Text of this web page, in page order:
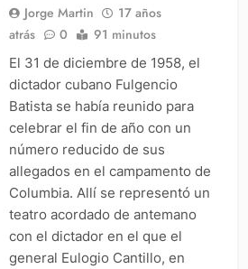
Jorge Martin
17 años
atrás
0 91 minutos
El 31 de diciembre de 1958, el
dictador cubano Fulgencio
Batista se había reunido para
celebrar el fin de año con un
número reducido de sus
allegados en el campamento de
Columbia. Allí se representó un
teatro acordado de antemano
con el dictador en el que el
general Eulogio Cantillo, en